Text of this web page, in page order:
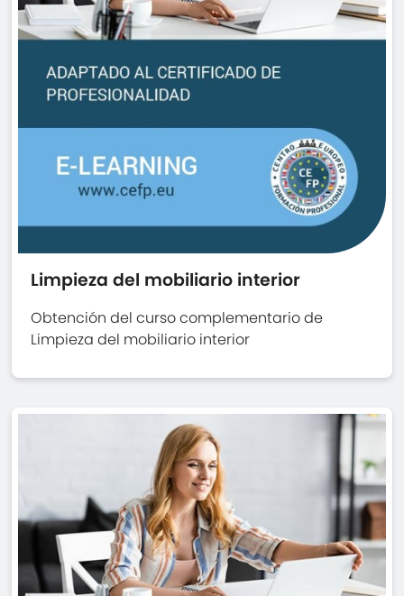
Limpieza del mobiliario interior
Obtención del curso complementario de
Limpieza del mobiliario interior